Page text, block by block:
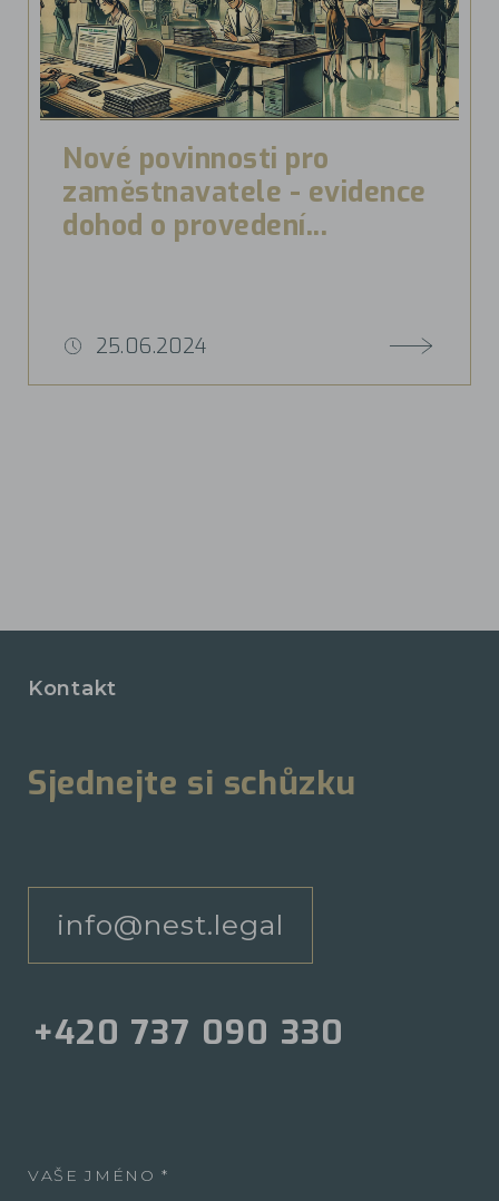
Nové povinnosti pro
zaměstnavatele - evidence
dohod o provedení...
25.06.2024
Kontakt
Sjednejte si schůzku
info@nest.legal
+420 737 090 330
VAŠE JMÉNO